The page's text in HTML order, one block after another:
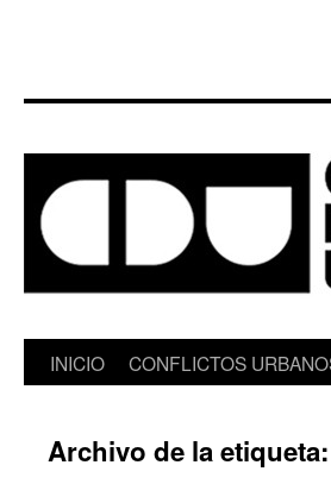
Saltar
contenido
INICIO CONFLICTOS
Archivo de la etiqueta: